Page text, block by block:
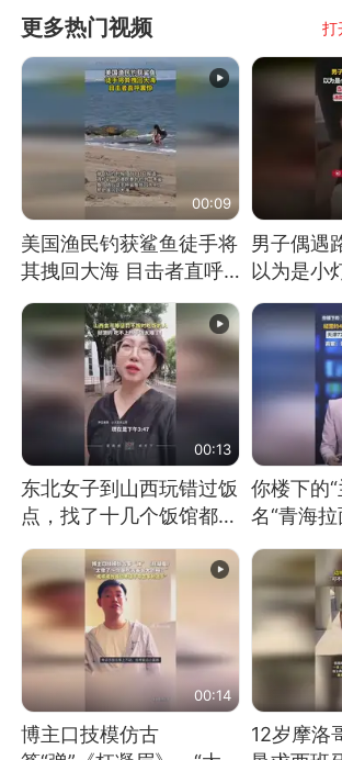
更多热门视频 打
00:09
美国渔民钓获鲨鱼徒手将
其拽回大海 目击者直呼
震惊 （视频来源：参考
消息）
男子偶遇
以为是小
燃香烟
处理
00:13
东北女子到山西玩错过饭
点，找了十几个饭馆都没
开门：午休到几点
你楼下的
名“青海
面馆已集
00:14
博主口技模仿古
12岁摩洛